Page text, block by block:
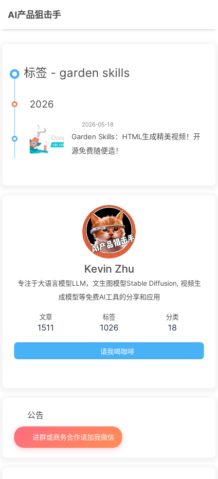
AI产品狙击手
标签 - garden skills
2026
2026-05-18
Garden Skills：HTML生成精美视频！开
源免费随便造！
Kevin Zhu
专注于大语言模型LLM，文生图模型Stable Diffusion, 视频生
成模型等免费AI工具的分享和应用
文章
1511
标签
1026
分类
18
请我喝咖啡
公告
进群或商务合作请加我微信